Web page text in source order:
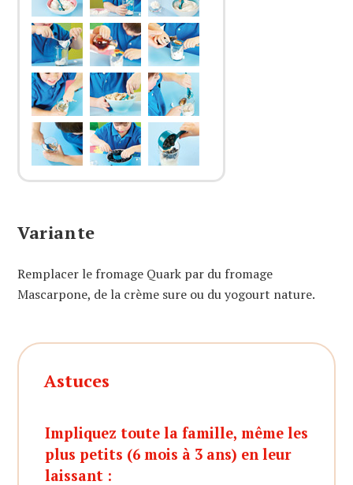
Variante
Remplacer le fromage Quark par du fromage
Mascarpone, de la crème sure ou du yogourt nature.
Astuces
Impliquez toute la famille, même les
plus petits (6 mois à 3 ans) en leur
laissant :